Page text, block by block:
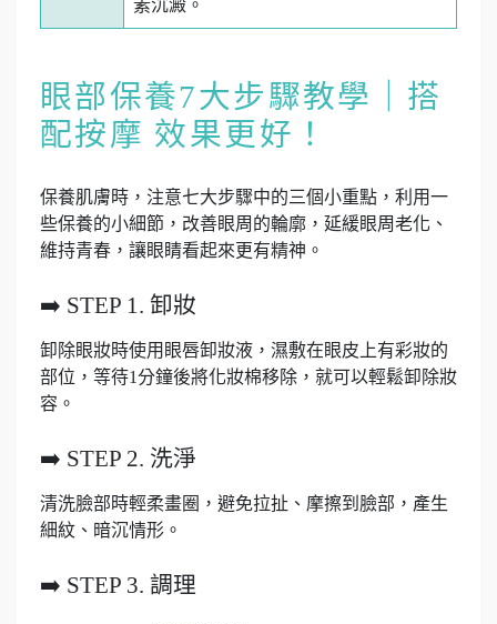
素沉澱。
眼部保養7大步驟教學｜搭
配按摩 效果更好！
保養肌膚時，注意七大步驟中的三個小重點，利用一
些保養的小細節，改善眼周的輪廓，延緩眼周老化、
維持青春，讓眼睛看起來更有精神。
➡️ STEP 1. 卸妝
卸除眼妝時使用眼唇卸妝液，濕敷在眼皮上有彩妝的
部位，等待1分鐘後將化妝棉移除，就可以輕鬆卸除妝
容。
➡️ STEP 2. 洗淨
清洗臉部時輕柔畫圈，避免拉扯、摩擦到臉部，產生
細紋、暗沉情形。
➡️ STEP 3. 調理